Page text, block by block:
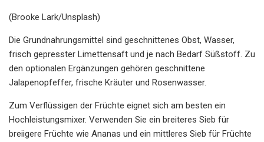
(Brooke Lark/Unsplash)
Die Grundnahrungsmittel sind geschnittenes Obst, Wasser,
frisch gepresster Limettensaft und je nach Bedarf Süßstoff. Zu
den optionalen Ergänzungen gehören geschnittene
Jalapenopfeffer, frische Kräuter und Rosenwasser.
Zum Verflüssigen der Früchte eignet sich am besten ein
Hochleistungsmixer. Verwenden Sie ein breiteres Sieb für
breiigere Früchte wie Ananas und ein mittleres Sieb für Früchte